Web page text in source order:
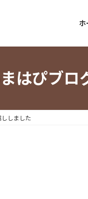
ホ
はぴブロ
しました